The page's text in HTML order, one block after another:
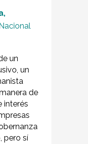
un
un
de
interés
pero sí